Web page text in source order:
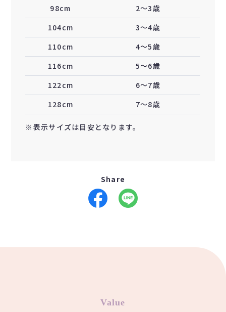
98cm
2〜3歳
104cm
3〜4歳
110cm
4〜5歳
116cm
5〜6歳
122cm
6〜7歳
128cm
7〜8歳
※表示サイズは目安となります。
Share
Value